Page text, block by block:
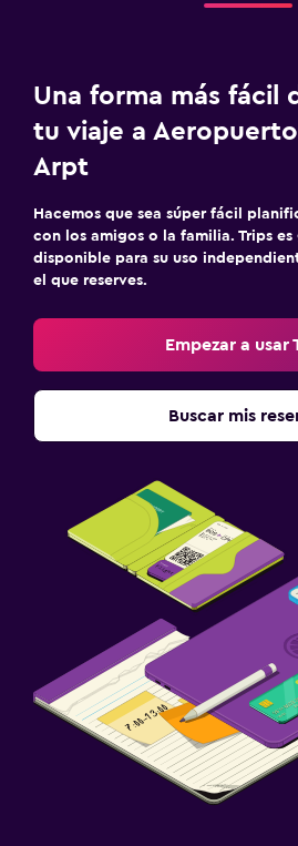
Una forma más fácil
tu viaje a
Arpt
Hacemos que sea súper fácil
con los amigos o la familia. Trips es
disponible para su uso
el que reserves.
Empezar a usar
Buscar mis